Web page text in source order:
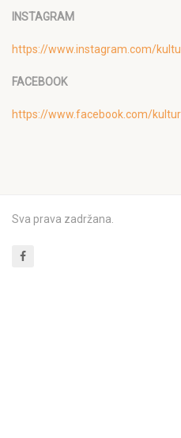
INSTAGRAM
https://www.instagram.com/
FACEBOOK
https://www.facebook.com/
Sva prava zadržana.